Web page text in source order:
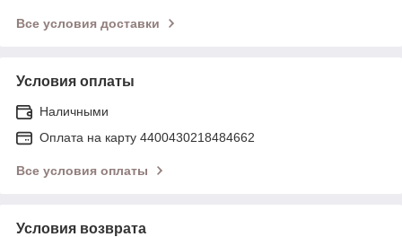
Все условия доставки
Условия оплаты
Наличными
Оплата на карту 4400430218484662
Все условия оплаты
Условия возврата